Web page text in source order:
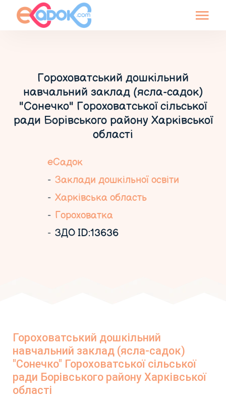
Гороховатський дошкільний
навчальний заклад (ясла-садок)
"Сонечко" Гороховатської сільської
ради Борівського району Харківської
області
еСадок
Заклади дошкільної освіти
Харківська область
Гороховатка
ЗДО ID:13636
Гороховатський дошкільний
навчальний заклад (ясла-садок)
"Сонечко" Гороховатської сільської
ради Борівського району Харківської
області